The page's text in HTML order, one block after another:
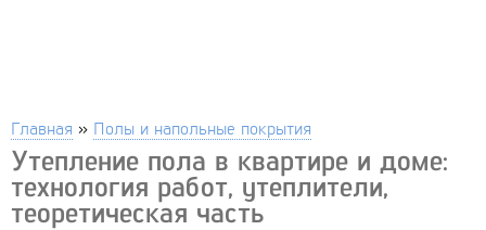
Главная » Полы и напольные покрытия
Утепление пола в квартире и доме:
технология работ, утеплители,
теоретическая часть